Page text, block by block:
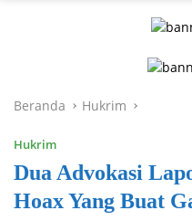
Beranda Hukrim
Hukrim
Dua Advokasi
Hoax Yang Buat